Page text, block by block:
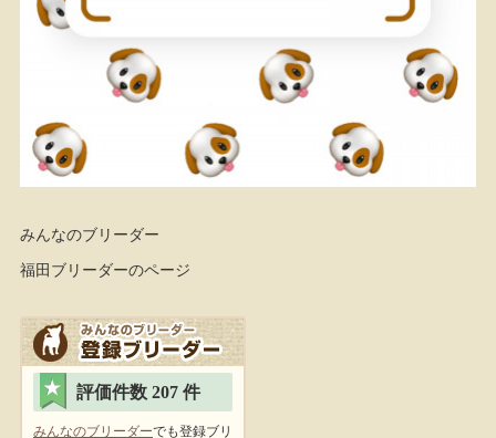
みんなのブリーダー
福田ブリーダーのページ